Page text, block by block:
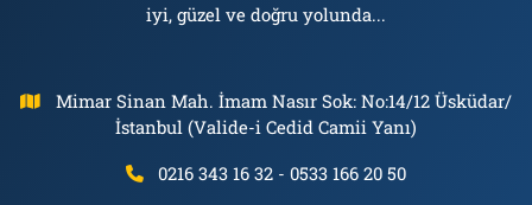
iyi, güzel ve doğru yolunda...
Mimar Sinan Mah. İmam Nasır Sok: No:14/12 Üsküdar/
İstanbul (Valide-i Cedid Camii Yanı)
0216 343 16 32 - 0533 166 20 50